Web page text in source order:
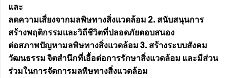
และ
ลดความเสี่ยงจากมลพิษทางสิ่งแวดล้อม 2. สนับสนุนการ
สร้างพฤติกรรมและวิถีชีวิตที่ปลอดภัยตอบสนอง
ต่อสภาพปัญหามลพิษทางสิ่งแวดล้อม 3. สร้างระบบสังคม
วัฒนธรรม จิตสำนึกที่เอื้อต่อการรักษาสิ่งแวดล้อม และมีส่วน
ร่วมในการจัดการมลพิษทางสิ่งแวดล้อม